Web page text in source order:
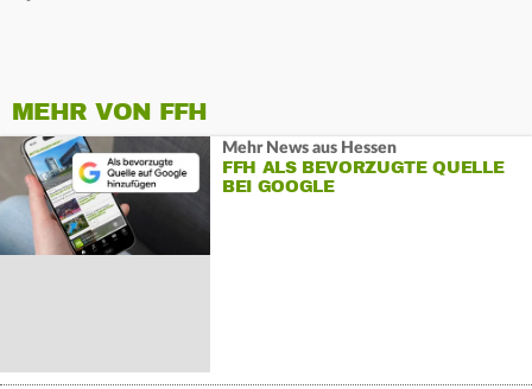
MEHR VON FFH
Mehr News aus Hessen
FFH ALS BEVORZUGTE QUELLE
BEI GOOGLE